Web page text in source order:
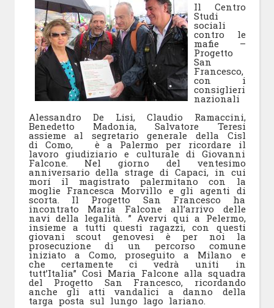
Il Centro
Studi
sociali
contro le
mafie –
Progetto
San
Francesco,
con i
consiglieri
nazionali
Alessandro De Lisi, Claudio Ramaccini,
Benedetto Madonia, Salvatore Teresi
assieme al segretario generale della Cisl
di Como, è a Palermo per ricordare il
lavoro giudiziario e culturale di Giovanni
Falcone. Nel giorno del ventesimo
anniversario della strage di Capaci, in cui
morí il magistrato palermitano con la
moglie Francesca Morvillo e gli agenti di
scorta. Il Progetto San Francesco ha
incontrato Maria Falcone all’arrivo delle
navi della legalità. ” Avervi qui a Pelermo,
insieme a tutti questi ragazzi, con questi
giovani scout genovesi è per noi la
prosecuzione di un percorso comune
iniziato a Como, proseguito a Milano e
che certamente ci vedrà uniti in
tutt’Italia” Così Maria Falcone alla squadra
del Progetto San Francesco, ricordando
anche gli atti vandalici a danno della
targa posta sul lungo lago lariano.